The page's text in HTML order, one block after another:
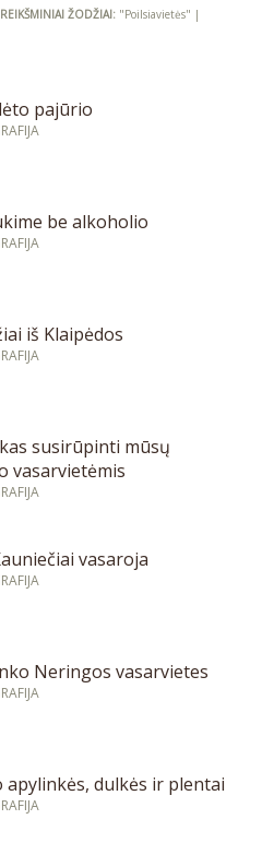
REIKŠMINIAI ŽODŽIAI: "Poilsiavietės" |
pajūrio
be alkoholio
iš Klaipėdos
susirūpinti mūsų
vasarvietėmis
vasaroja
Neringos vasarvietes
apylinkės, dulkės ir plentai